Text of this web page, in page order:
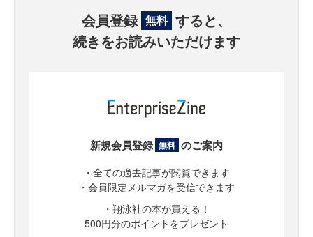
会員登録 無料 すると、
続きをお読みいただけます
新規会員登録 無料 のご案内
・全ての過去記事が閲覧できます
・会員限定メルマガを受信できます
・翔泳社の本が買える！
500円分のポイントをプレゼント